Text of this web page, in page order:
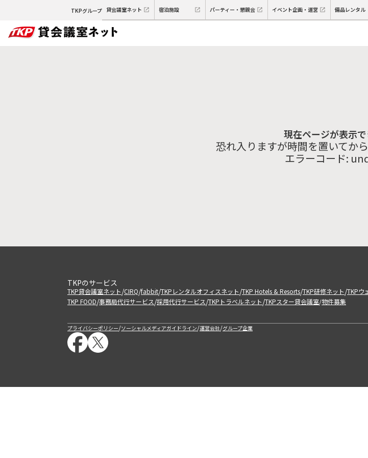
TKPグループ 貸会議室ネット 宿泊施設 パーティー・懇親会 イベント企画・運営 備品レンタル
現在ページが表示
恐れ入りますが時間を置いてか
エラーコード:
TKPのサービス
TKP貸会議室ネット/CIRQ/fabbit/TKPレンタルオフィスネット/TKP Hotels & Resorts/TKP研修ネット/TKPウ
TKP FOOD/事務局代行サービス/採用代行サービス/TKPトラベルネット/TKPスター貸会議室/物件募集
プライバシーポリシー/ソーシャルメディアガイドライン/運営会社/グループ企業